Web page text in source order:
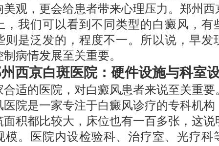
美观，更会给患者带来心理压力。郑州西
，我们可以看到不同类型的白癜风，有
则是泛发的，程度不一。所以说，早发
病情发展至关重要。
西京白斑医院：硬件设施与科室
合适的医院，对白癜风患者来说至关重要
医院是一家专注于白癜风诊疗的专科机构
面积都比较大，床位也有一百多张，这说
模。医院内设检验科、治疗室、光疗科